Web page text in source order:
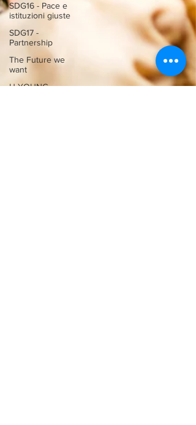
SDG16 - Pace e
istituzioni giuste
SDG17 -
Partnership
The Future we
want
U-YOUNG